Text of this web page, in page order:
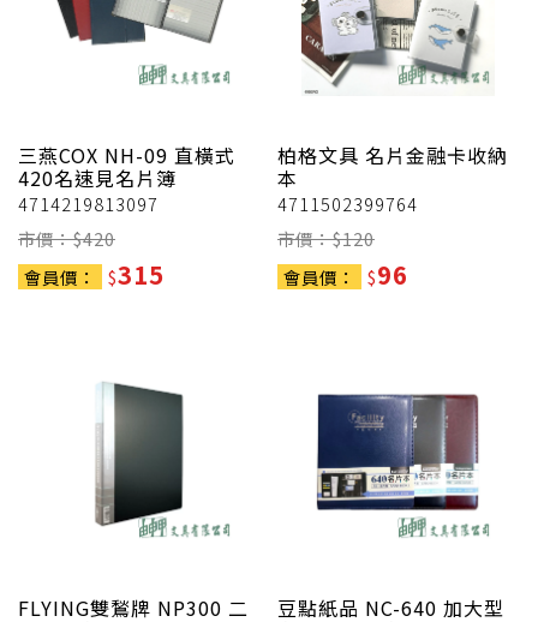
三燕COX NH-09 直橫式
420名速見名片簿
4714219813097
市價：$420
會員價：
$315
柏格文具 名片金融卡收納
本
4711502399764
市價：$120
會員價：
$96
FLYING雙鶖牌 NP300 二 豆點紙品 NC-640 加大型